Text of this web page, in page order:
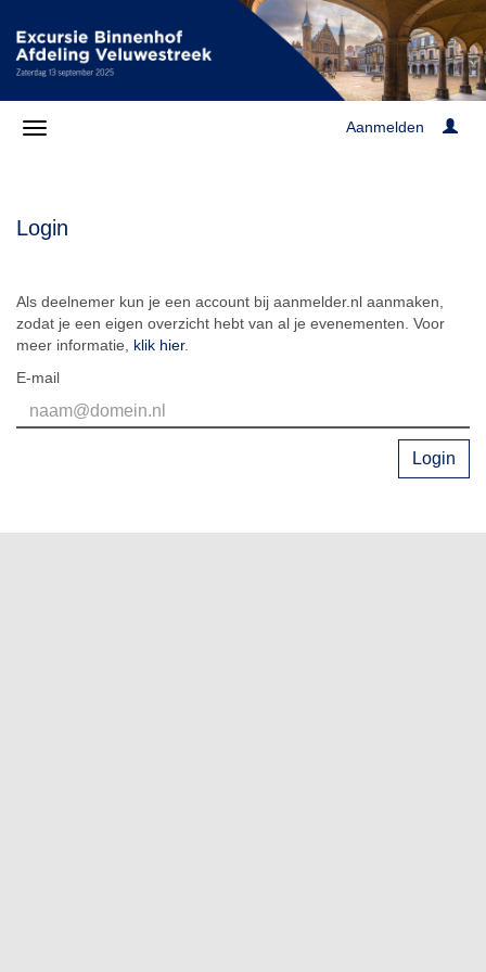
Aanmelden
Login
Als deelnemer kun je een account bij aanmelder.nl aanmaken,
zodat je een eigen overzicht hebt van al je evenementen. Voor
meer informatie, klik hier.
E-mail
Login